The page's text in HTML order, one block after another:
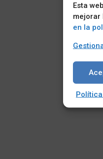
Esta
mejorar
en la